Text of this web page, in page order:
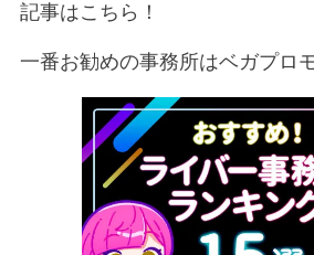
記事はこちら！
一番お勧めの事務所はベガプロ